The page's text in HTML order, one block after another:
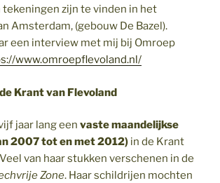
tekeningen zijn te vinden in het
Amsterdam, (gebouw De Bazel).
een interview met mij bij Omroep
www.omroepflevoland.nl/
Krant van Flevoland
jaar lang een vaste maandelijkse
2007 tot en met 2012) in de Krant
van haar stukken verschenen in de
Zone. Haar schildrijen mochten